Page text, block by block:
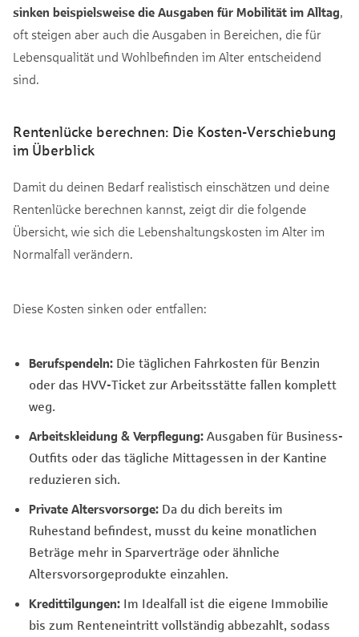
sinken beispielsweise die Ausgaben für Mobilität im Alltag
oft steigen aber auch die Ausgaben in Bereichen, die für
Lebensqualität und Wohlbefinden im Alter entscheidend
sind.
Rentenlücke berechnen: Die Kosten-Verschiebung
im Überblick
Damit du deinen Bedarf realistisch einschätzen und deine
Rentenlücke berechnen kannst, zeigt dir die folgende
Übersicht, wie sich die Lebenshaltungskosten im Alter im
Normalfall verändern.
Diese Kosten sinken oder entfallen:
Berufspendeln: Die täglichen Fahrkosten für Benzin
oder das HVV-Ticket zur Arbeitsstätte fallen komplett
weg.
Arbeitskleidung & Verpflegung: Ausgaben für Business-
Outfits oder das tägliche Mittagessen in der Kantine
reduzieren sich.
Private Altersvorsorge: Da du dich bereits im
Ruhestand befindest, musst du keine monatlichen
Beträge mehr in Sparverträge oder ähnliche
Altersvorsorgeprodukte einzahlen.
Kredittilgungen: Im Idealfall ist die eigene Immobilie
bis zum Renteneintritt vollständig abbezahlt, sodass